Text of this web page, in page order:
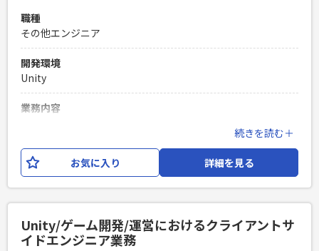
PHPを用いたWebサービスの開発経験4年以上
Laravelを用いた開発経験1年以上
職種
その他エンジニア
開発環境
Unity
業務内容
をお任せいたします。 【具体的な仕事内容】 ・ゲーム仕様策
定、ゲーム施策策定、他のプランナーと連携しての業務進
捗、担当パートの実装管理、パラメーター設定などの企画関
だく可能性もあります。 ※業務内容の変更：会社の定める範
囲で変更する可能性がございます。
続きを読む＋
お気に入り 詳細を見る
Unity/ゲーム開発/運営におけるクライアントサ
イドエンジニア業務